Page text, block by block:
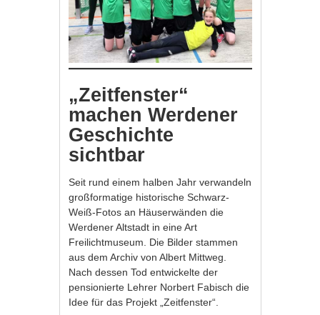
„Zeitfenster“
machen Werdener
Geschichte
sichtbar
Seit rund einem halben Jahr verwandeln
großformatige historische Schwarz-
Weiß-Fotos an Häuserwänden die
Werdener Altstadt in eine Art
Freilichtmuseum. Die Bilder stammen
aus dem Archiv von Albert Mittweg.
Nach dessen Tod entwickelte der
pensionierte Lehrer Norbert Fabisch die
Idee für das Projekt „Zeitfenster“.